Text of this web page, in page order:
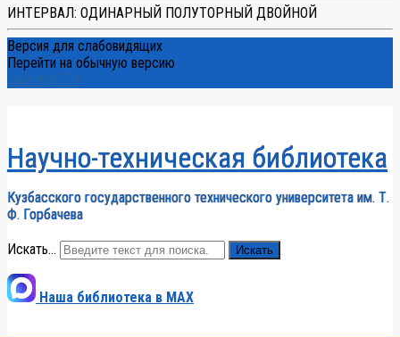
ИНТЕРВАЛ: ОДИНАРНЫЙ ПОЛУТОРНЫЙ ДВОЙНОЙ
Версия для слабовидящих
Перейти на обычную версию
Сайт КузГТУ
Научно-техническая библиотека
Кузбасского государственного технического университета им. Т.
Ф. Горбачева
Искать... Искать
Наша библиотека в MAX